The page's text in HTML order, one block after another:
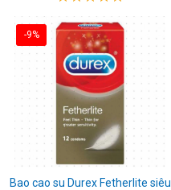
-9%
Bao cao su Durex Fetherlite siêu